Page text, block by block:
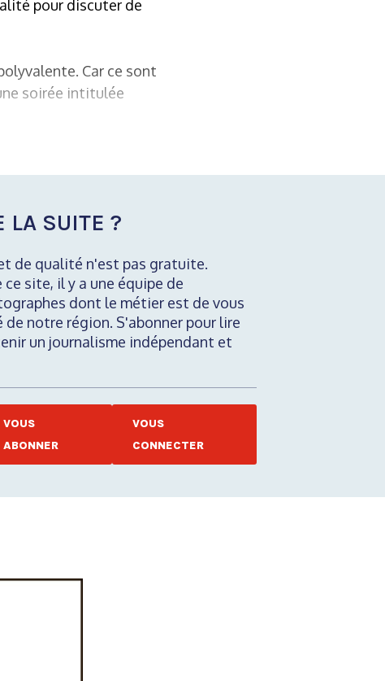
pour discuter de
Car ce sont
soirée intitulée
LA SUITE ?
de qualité n'est pas gratuite.
site, il y a une équipe de
dont le métier est de vous
notre région. S'abonner pour lire
un journalisme indépendant et
VOUS
ABONNER
VOUS
CONNECTER